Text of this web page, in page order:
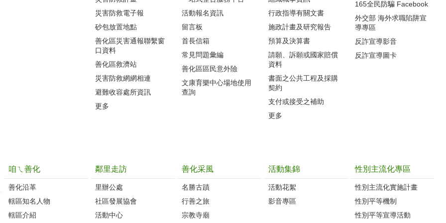
災害防救電子報
砂包放置地點
善化區災害通報聯繫窗
口資料
善化區救濟站
災害防救網網相連
避難收容處所資訊
更多
活動報名資訊
留言板
首長信箱
常見問題彙編
善化區區民意外險
文康育樂中心場地使用
查詢
行政指導有關文書
施政計畫及研究報告
預算及決算書
請願、訴願或國家賠償
資料
書面之公共工程及採購
契約
支付或接受之補助
更多
165全民防騙 Facebook
外交部 海外求職陷阱宣
導專區
反詐宣導影音
反詐宣導圖卡
咱ㄟ善化
善化沿革‭
轄區知名人物‭
轄區介紹
鄰里走訪
里辦公處‭ ‭
社區發展協會‭
活動中心
善化采風
名勝古蹟
行善之旅
宗教寺廟
活動集錦
活動花絮
影音專區
性別主流化專區
性別主流化實施計畫
性別平等機制
性別平等宣導活動